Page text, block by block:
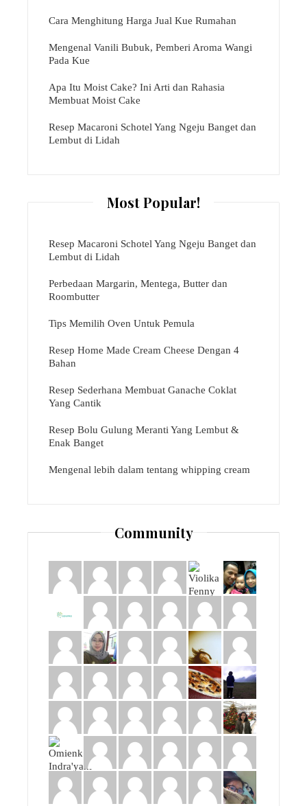
Cara Menghitung Harga Jual Kue Rumahan
Mengenal Vanili Bubuk, Pemberi Aroma Wangi
Pada Kue
Apa Itu Moist Cake? Ini Arti dan Rahasia
Membuat Moist Cake
Resep Macaroni Schotel Yang Ngeju Banget dan
Lembut di Lidah
Most Popular!
Resep Macaroni Schotel Yang Ngeju Banget dan
Lembut di Lidah
Perbedaan Margarin, Mentega, Butter dan
Roombutter
Tips Memilih Oven Untuk Pemula
Resep Home Made Cream Cheese Dengan 4
Bahan
Resep Sederhana Membuat Ganache Coklat
Yang Cantik
Resep Bolu Gulung Meranti Yang Lembut &
Enak Banget
Mengenal lebih dalam tentang whipping cream
Community